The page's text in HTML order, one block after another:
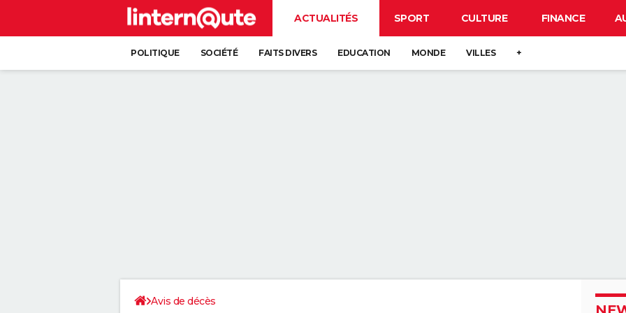
ACTUALITÉS SPORT CULTURE FINANCE
POLITIQUE SOCIÉTÉ FAITS DIVERS EDUCATION MONDE VILLES +
Avis de décès